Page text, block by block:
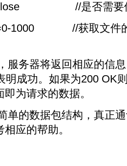
Close //是否需要
1000 //获取文件的
服务器将返回相应的信
明成功。如果为200 OK
为请求的数据。
单的数据包结构，真正
应的帮助。